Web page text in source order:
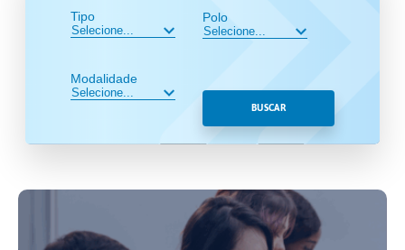
Tipo
Modalidade
Polo
BUSCAR